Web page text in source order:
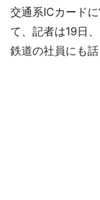
交通系ICカード
て、記者は19日
鉄道の社員にも話